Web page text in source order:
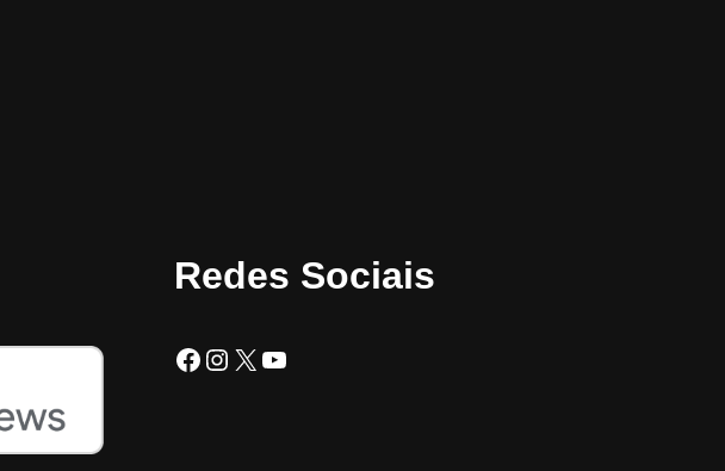
Redes Sociais